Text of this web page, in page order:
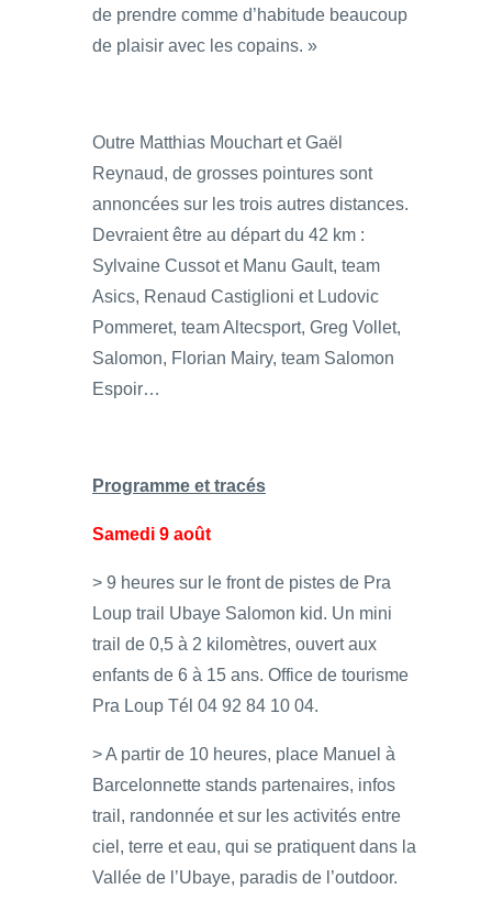
de prendre comme d’habitude beaucoup
de plaisir avec les copains. »
Outre Matthias Mouchart et Gaël
Reynaud, de grosses pointures sont
annoncées sur les trois autres distances.
Devraient être au départ du 42 km :
Sylvaine Cussot et Manu Gault, team
Asics, Renaud Castiglioni et Ludovic
Pommeret, team Altecsport, Greg Vollet,
Salomon, Florian Mairy, team Salomon
Espoir…
Programme et tracés
Samedi 9 août
> 9 heures sur le front de pistes de Pra
Loup trail Ubaye Salomon kid. Un mini
trail de 0,5 à 2 kilomètres, ouvert aux
enfants de 6 à 15 ans. Office de tourisme
Pra Loup Tél 04 92 84 10 04.
> A partir de 10 heures, place Manuel à
Barcelonnette stands partenaires, infos
trail, randonnée et sur les activités entre
ciel, terre et eau, qui se pratiquent dans la
Vallée de l’Ubaye, paradis de l’outdoor.